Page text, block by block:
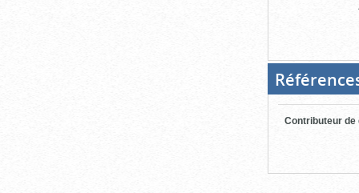
Contributeur de